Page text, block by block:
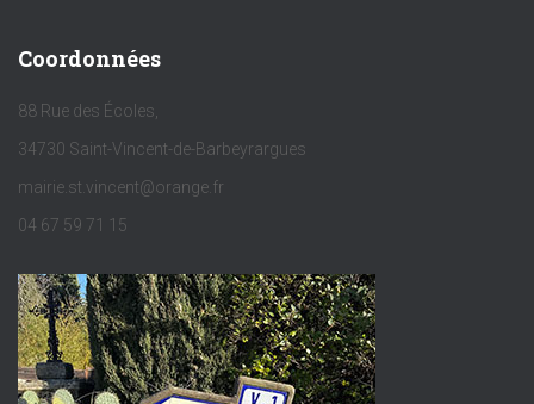
Coordonnées
88 Rue des Écoles,
34730 Saint-Vincent-de-Barbeyrargues
mairie.st.vincent@orange.fr
04 67 59 71 15